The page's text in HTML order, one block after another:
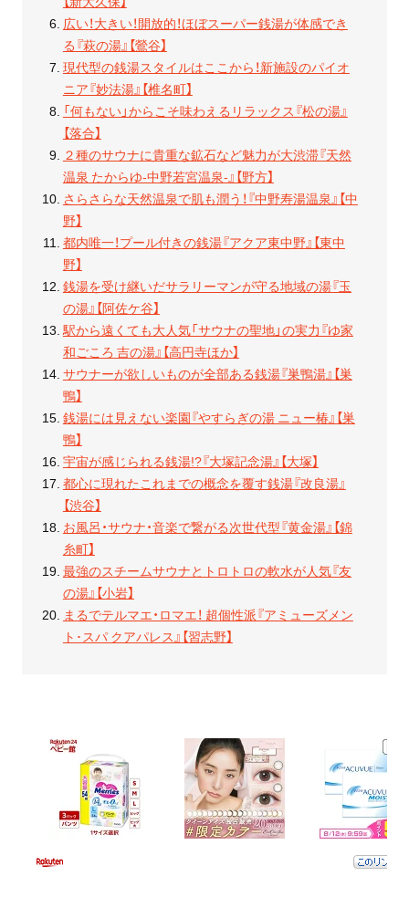
広い！大きい！開放的！ほぼスーパー銭湯が体感でき
る『萩の湯』【鶯谷】
現代型の銭湯スタイルはここから！新施設のパイオ
ニア『妙法湯』【椎名町】
「何もない」からこそ味わえるリラックス『松の湯』
【落合】
２種のサウナに貴重な鉱石など魅力が大渋滞『天然
温泉 たからゆ-中野若宮温泉-』【野方】
さらさらな天然温泉で肌も潤う！『中野寿湯温泉』【中
野】
都内唯一！プール付きの銭湯『アクア東中野』【東中
野】
銭湯を受け継いだサラリーマンが守る地域の湯『玉
の湯』【阿佐ケ谷】
駅から遠くても大人気「サウナの聖地」の実力『ゆ家
和ごころ 吉の湯』【高円寺ほか】
サウナーが欲しいものが全部ある銭湯『巣鴨湯』【巣
鴨】
銭湯には見えない楽園『やすらぎの湯 ニュー椿』【巣
鴨】
宇宙が感じられる銭湯!?『大塚記念湯』【大塚】
都心に現れたこれまでの概念を覆す銭湯『改良湯』
【渋谷】
お風呂・サウナ・音楽で繋がる次世代型『黄金湯』【錦
糸町】
最強のスチームサウナとトロトロの軟水が人気『友
の湯』【小岩】
まるでテルマエ・ロマエ！ 超個性派『アミューズメン
ト･スパ クアパレス』【習志野】